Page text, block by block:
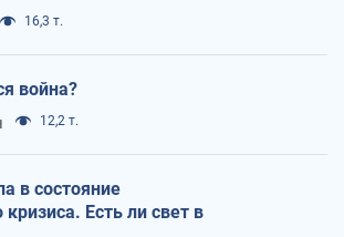
16,3 т.
война?
12,2 т.
в состояние
Есть ли свет в